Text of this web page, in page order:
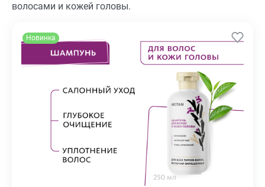
волосами и кожей головы.
Новинка